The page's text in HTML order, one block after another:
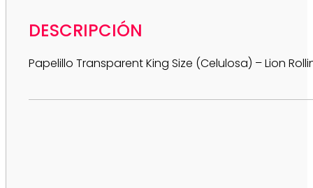
DESCRIPCIÓN
Papelillo Transparent King Size (Celulosa) – Lion